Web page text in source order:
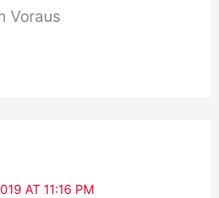
Voraus
AT 11:16 PM